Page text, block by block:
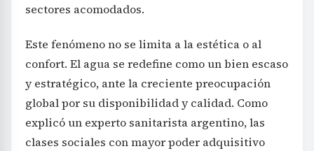
sectores acomodados.
Este fenómeno no se limita a la estética o al
confort. El agua se redefine como un bien escaso
y estratégico, ante la creciente preocupación
global por su disponibilidad y calidad. Como
explicó un experto sanitarista argentino, las
clases sociales con mayor poder adquisitivo